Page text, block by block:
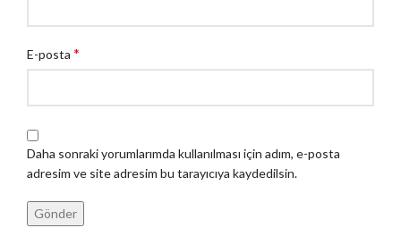
E-posta *
Daha sonraki yorumlarımda kullanılması için adım, e-posta
adresim ve site adresim bu tarayıcıya kaydedilsin.